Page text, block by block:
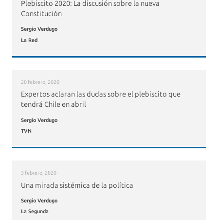
Plebiscito 2020: La discusión sobre la nueva
Constitución
Sergio Verdugo
La Red
20 febrero, 2020
Expertos aclaran las dudas sobre el plebiscito que
tendrá Chile en abril
Sergio Verdugo
TVN
3 febrero, 2020
Una mirada sistémica de la política
Sergio Verdugo
La Segunda